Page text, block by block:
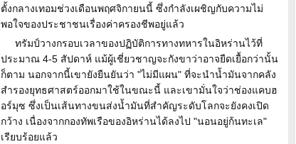
ตั้งกลางเทอมช่วงเดือนพฤศจิกายนนี้ ซึ่งกำลังเผชิญกับความไม่
พอใจของประชาชนเรื่องค่าครองชีพอยู่แล้ว
ทรัมป์วางกรอบเวลาของปฏิบัติการทางทหารในอิหร่านไว้ที่
ประมาณ 4-5 สัปดาห์ แม้ผู้เชี่ยวชาญจะกังขาว่าอาจยืดเยื้อกว่านั้น
ก็ตาม นอกจากนี้เขายังยืนยันว่า "ไม่มีแผน" ที่จะนำน้ำมันจากคลัง
สำรองยุทธศาสตร์ออกมาใช้ในขณะนี้ และเขามั่นใจว่าช่องแคบฮ
อร์มุซ ซึ่งเป็นเส้นทางขนส่งน้ำมันที่สำคัญระดับโลกจะยังคงเปิด
กว้าง เนื่องจากกองทัพเรือของอิหร่านได้ลงไป "นอนอยู่ก้นทะเล"
เรียบร้อยแล้ว